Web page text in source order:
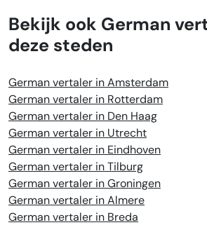
Bekijk ook German
deze steden
German vertaler in Amsterdam
German vertaler in Rotterdam
German vertaler in Den Haag
German vertaler in Utrecht
German vertaler in Eindhoven
German vertaler in Tilburg
German vertaler in Groningen
German vertaler in Almere
German vertaler in Breda